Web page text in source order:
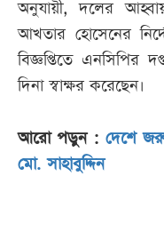
অনুযায়ী, দলের
আখতার হোসেনের
বিজ্ঞপ্তিতে এনসিপির
দিনা স্বাক্ষর করেছেন।
আরো পড়ুন :দেশে
মো. সাহাবুদ্দিন